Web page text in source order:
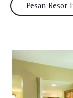
Pesan Resor